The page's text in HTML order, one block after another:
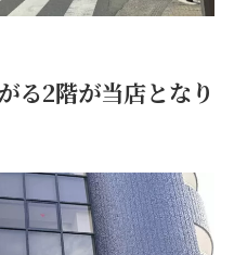
る2階が当店となり